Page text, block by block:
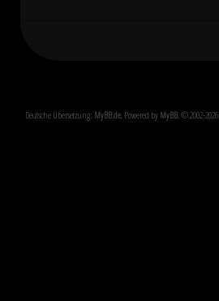
Deutsche Übersetzung: MyBB.de, Powered by MyBB, © 2002-2026